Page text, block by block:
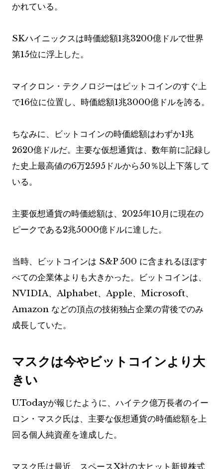
かれている。
SKハイニックスは時価総額1兆3200億ドルで世界
第15位に浮上した。
マイクロン・テクノロジーはビットコインのすぐ上
で16位に位置し、時価総額1兆3000億ドルを誇る。
ちなみに、ビットコインの時価総額はわずか1兆
2620億ドルだ。主要な仮想通貨は、数年前に記録し
た史上最高値の6万2595ドルから50％以上下落して
いる。
主要仮想通貨の時価総額は、2025年10月に現在の
ピークである2兆5000億ドルに達した。
当時、ビットコインは S&P 500 に含まれるほぼす
べての企業体よりも大きかった。ビットコインは、
NVIDIA、Alphabet、Apple、Microsoft、
Amazon などの頂点の技術独占企業の背後でのみ
成長していた。
マスクは今やビットコインより大
きい
U.Todayが報じたように、ハイテク億万長者のイー
ロン・マスク氏は、主要な仮想通貨の時価総額を上
回る個人純資産を達成した。
マスク氏は最近、スペースX社の大ヒット新規株式